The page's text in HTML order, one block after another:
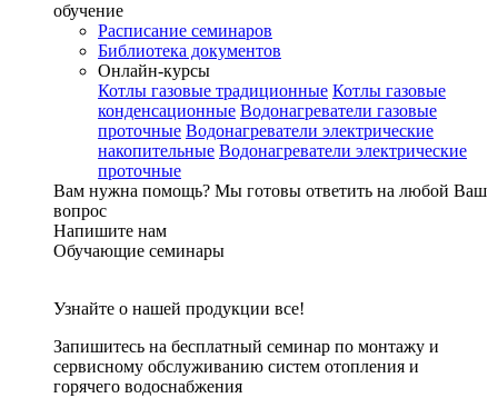
обучение
Расписание семинаров
Библиотека документов
Онлайн-курсы
Котлы газовые традиционные Котлы газовые
конденсационные Водонагреватели газовые
проточные Водонагреватели электрические
накопительные Водонагреватели электрические
проточные
Вам нужна помощь? Мы готовы ответить на любой Ваш
вопрос
Напишите нам
Обучающие семинары
Узнайте о нашей продукции все!
Запишитесь на бесплатный семинар по монтажу и
сервисному обслуживанию систем отопления и
горячего водоснабжения